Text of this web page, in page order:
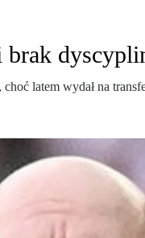
brak
latem wydał na